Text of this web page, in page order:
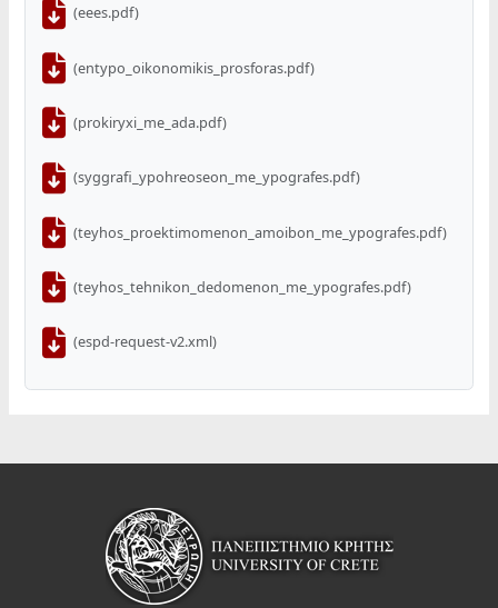
(eees.pdf)
(entypo_oikonomikis_prosforas.pdf)
(prokiryxi_me_ada.pdf)
(syggrafi_ypohreoseon_me_ypografes.pdf)
(teyhos_proektimomenon_amoibon_me_ypografes.pdf)
(teyhos_tehnikon_dedomenon_me_ypografes.pdf)
(espd-request-v2.xml)